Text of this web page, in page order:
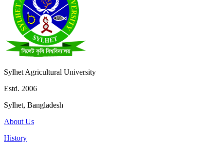
Sylhet Agricultural University
Estd. 2006
Sylhet, Bangladesh
About Us
History